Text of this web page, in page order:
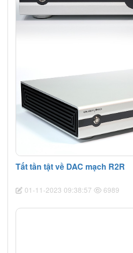
Tất tần tật về DAC mạch R2R
01-11-2023 09:38:57 6989